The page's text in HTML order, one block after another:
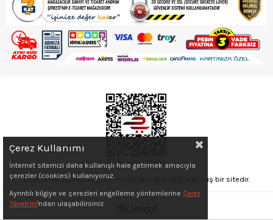
Elektronik Ticaret Bilgi Sistemin'de kaydı doğrulanmış bir sitedir.
Çerez Kullanımı
İnternet sitemizi daha kullanışlı hale getirmek amacıyla
çerezler (cookies) kullanıyoruz.
Ayrıntılı bilgiye ve çerezleri engelleme yöntemlerine Çerez
Yönetimi'ndan ulaşabilirsiniz